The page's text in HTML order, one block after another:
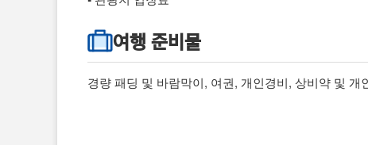
여행 준비물
경량 패딩 및 바람막이, 여권, 개인경비, 상비약 및